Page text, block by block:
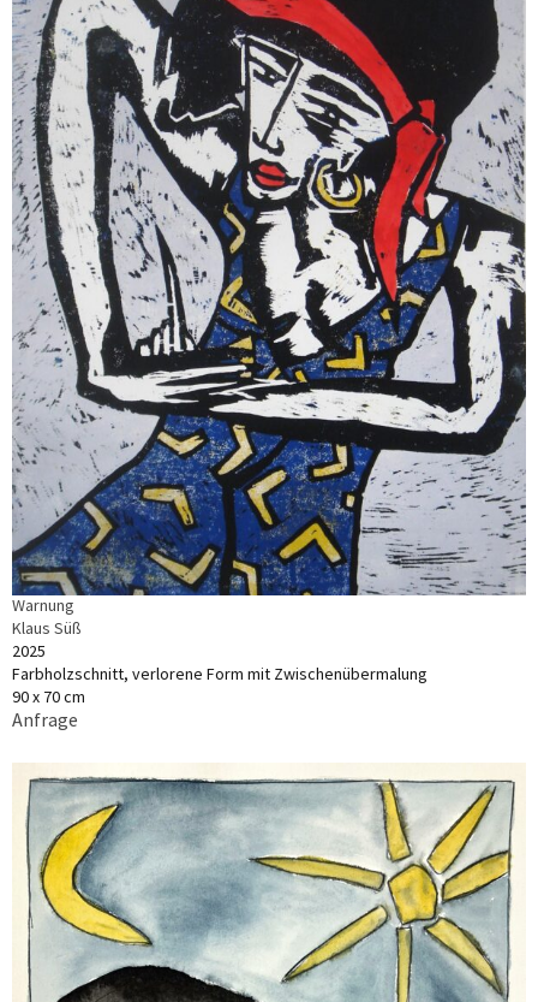
Warnung
Klaus Süß
2025
Farbholzschnitt, verlorene Form mit Zwischenübermalung
90 x 70 cm
Anfrage